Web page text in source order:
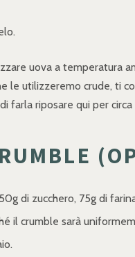
uova a temperatura
le utilizzeremo crude, ti
riposare qui per circa
di zucchero, 75g di
il crumble sarà